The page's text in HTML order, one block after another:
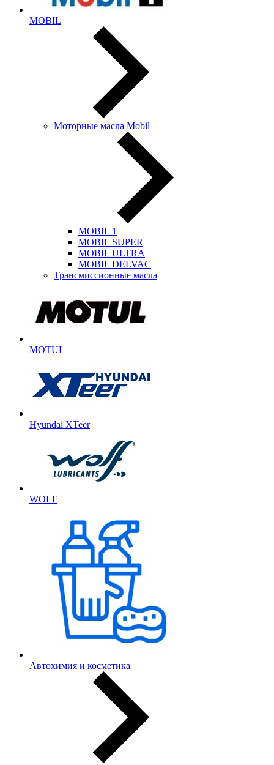
MOBIL
Моторные масла Mobil
MOBIL 1
MOBIL SUPER
MOBIL ULTRA
MOBIL DELVAC
Трансмиссионные масла
MOTUL
Hyundai XTeer
WOLF
Автохимия и косметика